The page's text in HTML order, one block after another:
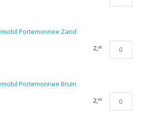
Handtas
Playmobil
Portemonnee Zand
2,00
Playmobil
Portemonnee Bruin
2,00